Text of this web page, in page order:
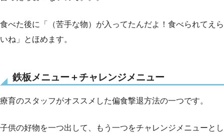
食べた後に「（苦手な物）が入ってたんだよ！食べられてえら
いね」とほめます。
鉄板メニュー＋チャレンジメニュー
療育のスタッフがオススメした偏食撃退方法の一つです。
子供の好物を一つ出して、もう一つをチャレンジメニューとし